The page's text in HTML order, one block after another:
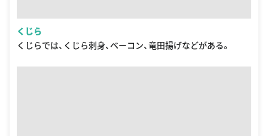
くじら
くじらでは、くじら刺身、ベーコン、竜田揚げなどがある。